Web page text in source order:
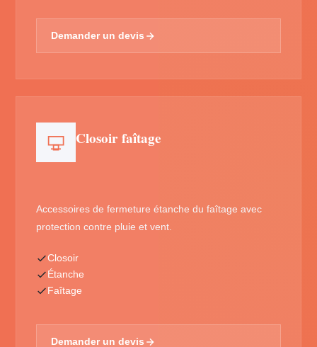
Demander un devis
Closoir faîtage
Accessoires de fermeture étanche du faîtage avec
protection contre pluie et vent.
Closoir
Étanche
Faîtage
Demander un devis